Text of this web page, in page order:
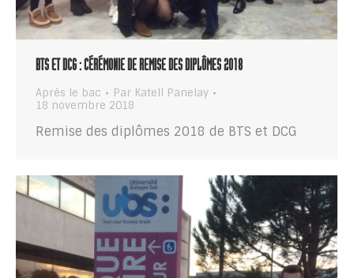
BTS ET DCG : CÉRÉMONIE DE REMISE DES DIPLÔMES 2018
Après le bac Par Katell Panelay
18 novembre 2018
Remise des diplômes 2018 de BTS et DCG